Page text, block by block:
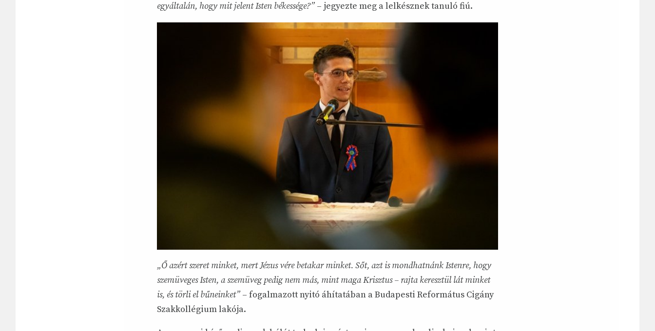
egyáltalán, hogy mit jelent Isten békessége?” – jegyezte meg a lelkésznek tanuló fiú.
„Ő azért szeret minket, mert Jézus vére betakar minket. Sőt, azt is mondhatnánk Istenre, hogy
szemüveges Isten, a szemüveg pedig nem más, mint maga Krisztus – rajta keresztül lát minket
is, és törli el bűneinket” – fogalmazott nyitó áhítatában a Budapesti Református Cigány
Szakkollégium lakója.